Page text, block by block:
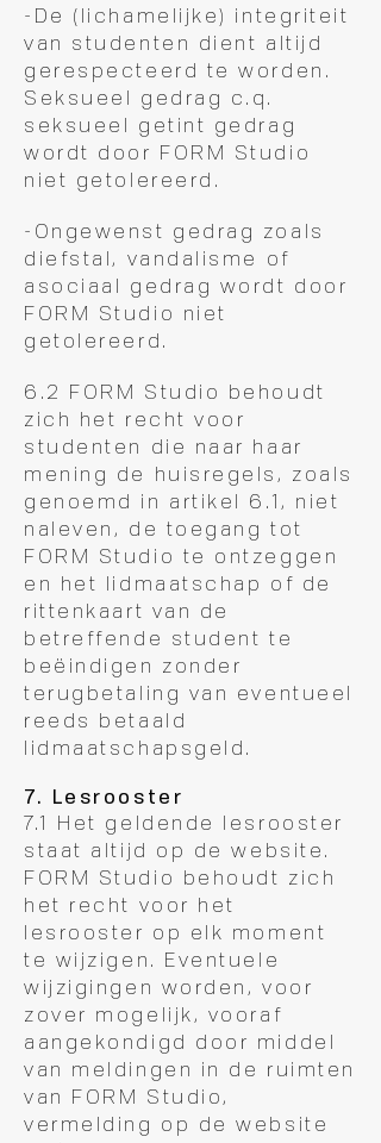
-De (lichamelijke) integriteit
van studenten dient altijd
gerespecteerd te worden.
Seksueel gedrag c.q.
seksueel getint gedrag
wordt door FORM Studio
niet getolereerd.
-Ongewenst gedrag zoals
diefstal, vandalisme of
asociaal gedrag wordt door
FORM Studio niet
getolereerd.
6.2 FORM Studio behoudt
zich het recht voor
studenten die naar haar
mening de huisregels, zoals
genoemd in artikel 6.1, niet
naleven, de toegang tot
FORM Studio te ontzeggen
en het lidmaatschap of de
rittenkaart van de
betreffende student te
beëindigen zonder
terugbetaling van eventueel
reeds betaald
lidmaatschapsgeld.
7. Lesrooster
7.1 Het geldende lesrooster
staat altijd op de website.
FORM Studio behoudt zich
het recht voor het
lesrooster op elk moment
te wijzigen. Eventuele
wijzigingen worden, voor
zover mogelijk, vooraf
aangekondigd door middel
van meldingen in de ruimten
van FORM Studio,
vermelding op de website